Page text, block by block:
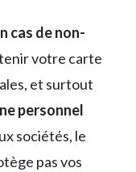
cas de non-
votre carte
et surtout
personnel
sociétés, le
pas vos